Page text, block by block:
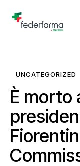
UNCATEGORIZED
È morto